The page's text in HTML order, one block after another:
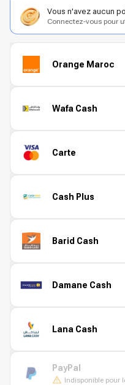
Vous n'avez aucun
Connectez-vous pour
Orange Maroc
Wafa Cash
Carte
Cash Plus
Barid Cash
Damane Cash
Lana Cash
PayPal
Indisponible pour